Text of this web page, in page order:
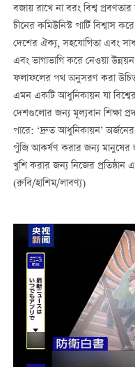
বজায় রাখে না বরং বিশ্ব
চীনের কমিউনিস্ট পার্টি
দেশের ঐক্য, সহযোগিতা এবং
এবং ভাগাভাগি করে নেওয়া
ফলাফলের পথ অনুসরণ করা
এমন একটি আধুনিকায়ন যা
দেশগুলোর জন্য মূল্যবান শিক্ষা
পারে: ‘দ্রুত আধুনিকায়ন’
পুঁজি আকর্ষণ করার জন্য মানুষের
খুশি করার জন্য নিজের প্রতিষ্ঠান
(রুবি/হাশিম/লাবণ্য)